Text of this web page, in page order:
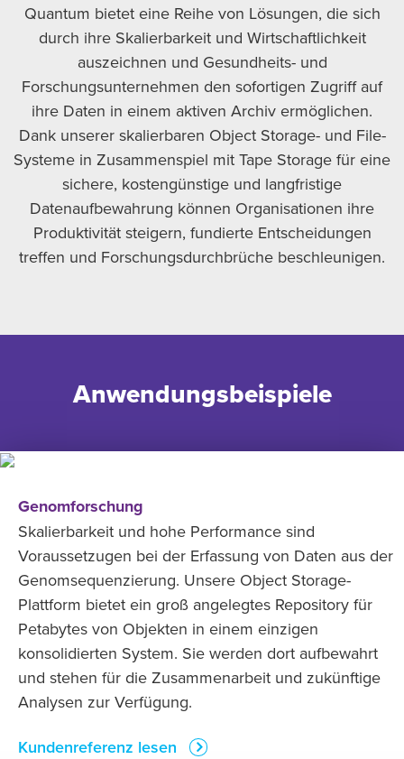
Quantum bietet eine Reihe von Lösungen, die sich
durch ihre Skalierbarkeit und Wirtschaftlichkeit
auszeichnen und Gesundheits- und
Forschungsunternehmen den sofortigen Zugriff auf
ihre Daten in einem aktiven Archiv ermöglichen.
Dank unserer skalierbaren Object Storage- und File-
Systeme in Zusammenspiel mit Tape Storage für eine
sichere, kostengünstige und langfristige
Datenaufbewahrung können Organisationen ihre
Produktivität steigern, fundierte Entscheidungen
treffen und Forschungsdurchbrüche beschleunigen.
Anwendungsbeispiele
Genomforschung
Skalierbarkeit und hohe Performance sind
Voraussetzugen bei der Erfassung von Daten aus der
Genomsequenzierung. Unsere Object Storage-
Plattform bietet ein groß angelegtes Repository für
Petabytes von Objekten in einem einzigen
konsolidierten System. Sie werden dort aufbewahrt
und stehen für die Zusammenarbeit und zukünftige
Analysen zur Verfügung.
Kundenreferenz lesen